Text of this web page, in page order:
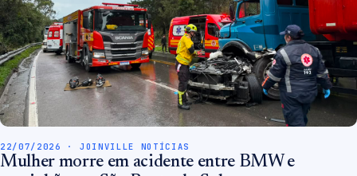
22/07/2026 · JOINVILLE NOTÍCIAS
Mulher morre em acidente entre BMW e